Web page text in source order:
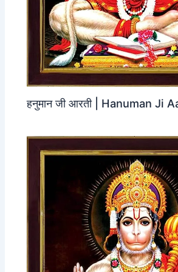
हनुमान जी आरती | Hanuman Ji